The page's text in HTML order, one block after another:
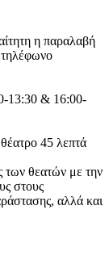
η παραλαβή
13:30 & 16:00-
45 λεπτά
των θεατών με την
στους
αλλά και